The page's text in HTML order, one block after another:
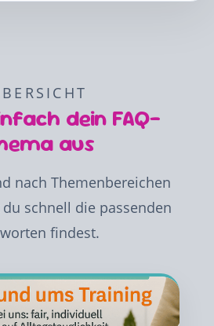
dein FAQ-
aus
nach Themenbereichen
schnell die passenden
findest.